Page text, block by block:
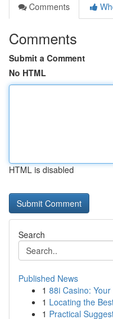
Comments
Comments
Submit a Comment
No HTML
HTML is disabled
Search
Published News
1 88i Casino:
1 Locating the
1 Practical